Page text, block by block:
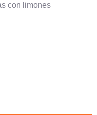
con limones